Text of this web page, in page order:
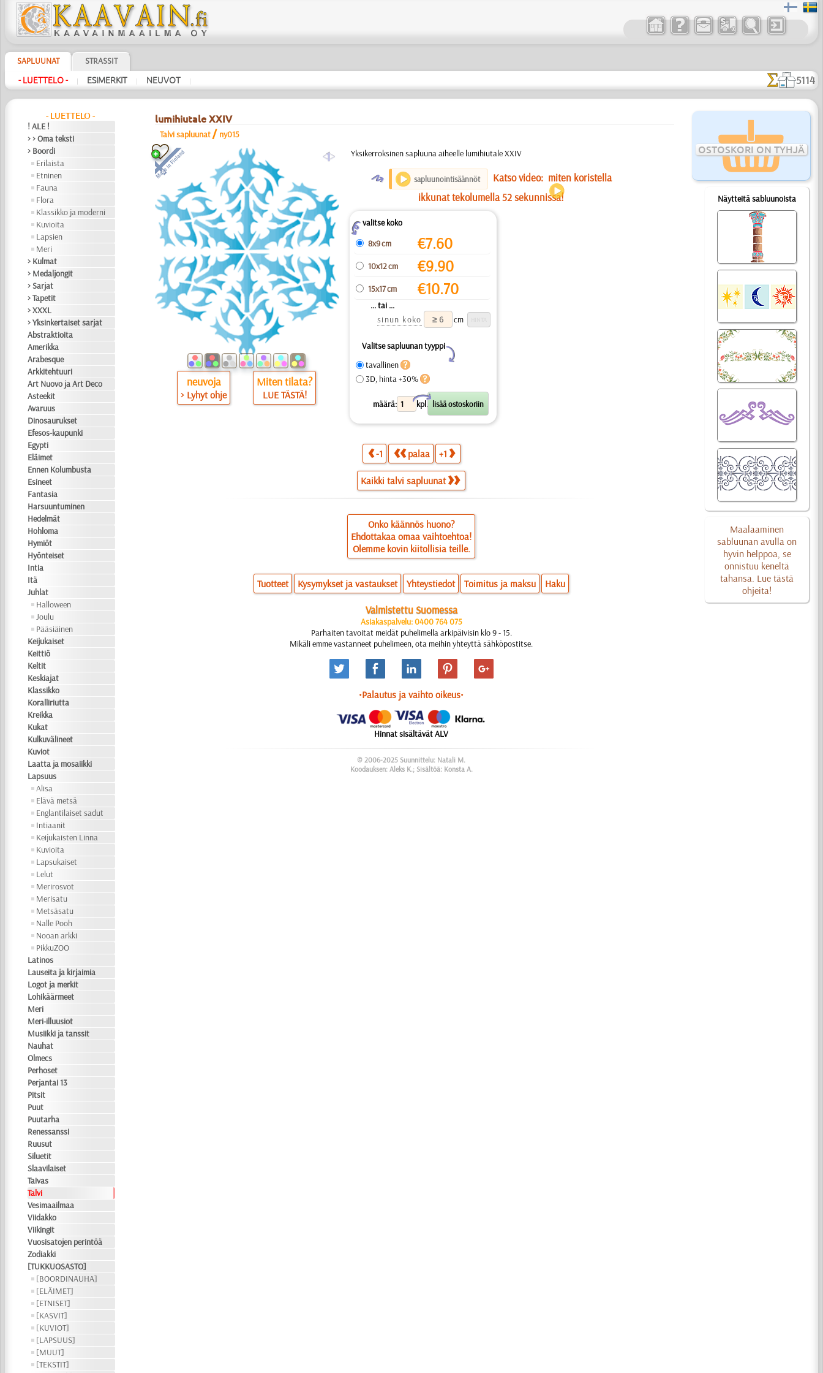
SAPLUUNAT STRASSIT
- LUETTELO - | ESIMERKIT | NEUVOT | 5114
- LUETTELO -
! ALE !
> > Oma teksti
> Boordi
Erilaista
Etninen
Fauna
Flora
Klassikko ja moderni
Kuvioita
Lapsien
Meri
> Kulmat
> Medaljongit
> Sarjat
> Tapetit
> XXXL
> Yksinkertaiset sarjat
Abstraktioita
Amerikka
Arabesque
Arkkitehtuuri
Art Nuovo ja Art Deco
Asteekit
Avaruus
Dinosaurukset
Efesos-kaupunki
Egypti
Eläimet
Ennen Kolumbusta
Esineet
Fantasia
Harsuuntuminen
Hedelmät
Hohloma
Hymiöt
Hyönteiset
Intia
Itä
Juhlat
Halloween
Joulu
Pääsiäinen
Keijukaiset
Keittiö
Keltit
Keskiajat
Klassikko
Koralliriutta
Kreikka
Kukat
Kulkuvälineet
Kuviot
Laatta ja mosaiikki
Lapsuus
Alisa
Elävä metsä
Englantilaiset sadut
Intiaanit
Keijukaisten Linna
Kuvioita
Lapsukaiset
Lelut
Merirosvot
Merisatu
Metsäsatu
Nalle Pooh
Nooan arkki
PikkuZOO
Latinos
Lauseita ja kirjaimia
Logot ja merkit
Lohikäärmeet
Meri
Meri-illuusiot
Musiikki ja tanssit
Nauhat
Olmecs
Perhoset
Perjantai 13
Pitsit
Puut
Puutarha
Renessanssi
Ruusut
Siluetit
Slaavilaiset
Taivas
Talvi
Vesimaailmaa
Viidakko
Viikingit
Vuosisatojen perintöä
Zodiakki
[TUKKUOSASTO]
[BOORDINAUHA]
[ELÄIMET]
[ETNISET]
[KASVIT]
[KUVIOT]
[LAPSUUS]
[MUUT]
[TEKSTIT]
OSTOSKORI ON TYHJÄ
Näytteitä sabluunoista
Maalaaminen
sabluunan avulla on
hyvin helppoa, se
onnistuu keneltä
tahansa. Lue tästä
ohjeita!
lumihiutale XXIV
Talvi sapluunat / ny015
a
neuvoja
> Lyhyt ohje
Miten tilata?
LUE TÄSTÄ!
Yksikerroksinen sapluuna aiheelle lumihiutale XXIV
O sapluunointisäännöt Katso video: miten koristella
ikkunat tekolumella 52 sekunnissa!
Zvalitse koko
8x9 cm
€7.60
10x12 cm €9.90
15x17 cm €10.70
... tai ...
sinun koko
cm
Valitse sapluunan tyyppi
Y
tavallinen
3D, hinta +30%
määrä: kpl.
X
-1 palaa +1
Kaikki talvi sapluunat
Onko käännös huono?
Ehdottakaa omaa vaihtoehtoa!
Olemme kovin kiitollisia teille.
Tuotteet Kysymykset ja vastaukset Yhteystiedot Toimitus ja maksu Haku
Valmistettu Suomessa
Asiakaspalvelu: 0400 764 075
Parhaiten tavoitat meidät puhelimella arkipäivisin klo 9 - 15.
Mikäli emme vastanneet puhelimeen, ota meihin yhteyttä sähköpostitse.
•Palautus ja vaihto oikeus•
Hinnat sisältävät ALV
© 2006-2025 Suunnittelu: Natali M.
Koodauksen: Aleks K.; Sisältöä: Konsta A.